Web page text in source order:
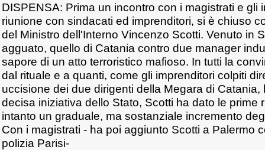
DISPENSA: Prima un incontro con i magistrati e gli
riunione con sindacati ed imprenditori, si è chiuso
del Ministro dell'Interno Vincenzo Scotti. Venuto in
agguato, quello di Catania contro due manager
sapore di un atto terroristico mafioso. In tutti la
dal rituale e a quanti, come gli imprenditori colpiti
uccisione dei due dirigenti della Megara di
decisa iniziativa dello Stato, Scotti ha dato le prime
intanto un graduale, ma sostanziale incremento
Con i magistrati - ha poi aggiunto Scotti a Palermo
polizia Parisi-